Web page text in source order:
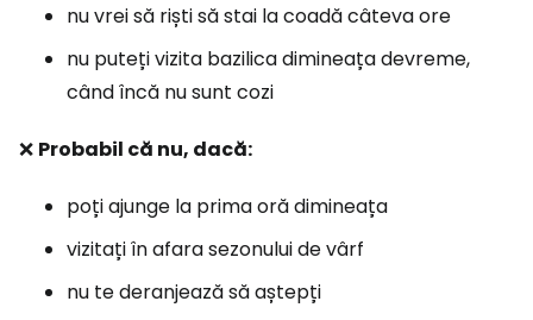
nu vrei să riști să stai la coadă câteva ore
nu puteți vizita bazilica dimineața devreme,
când încă nu sunt cozi
❌ Probabil că nu, dacă:
poți ajunge la prima oră dimineața
vizitați în afara sezonului de vârf
nu te deranjează să aștepți